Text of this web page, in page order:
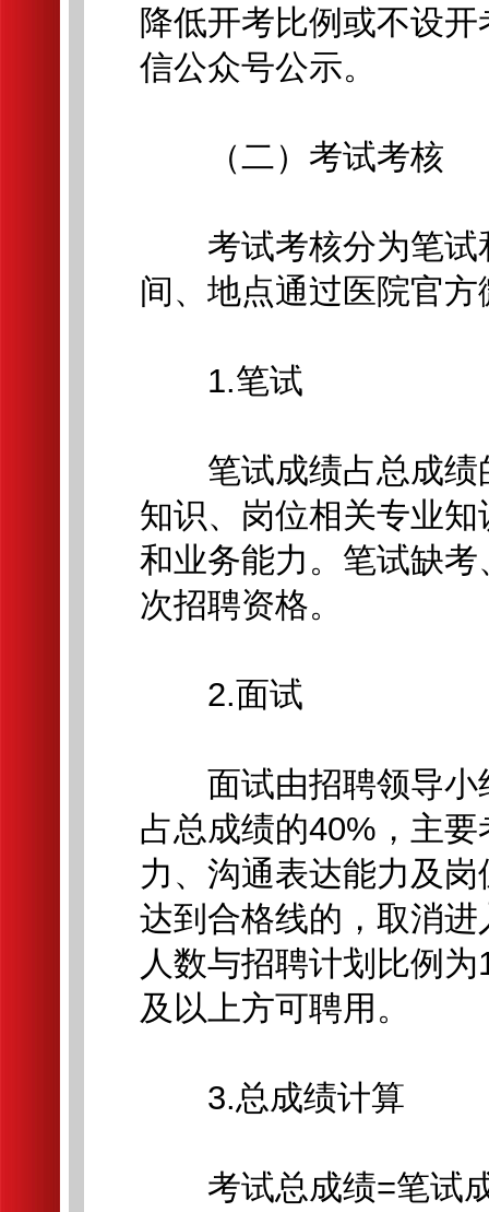
降低开考比例或不设
信公众号公示。
（二）考试考核
考试考核分为笔试
间、地点通过医院官
1.笔试
笔试成绩占总成绩
知识、岗位相关专业
和业务能力。笔试缺
次招聘资格。
2.面试
面试由招聘领导小
占总成绩的40%，主
力、沟通表达能力及
达到合格线的，取消
人数与招聘计划比例
及以上方可聘用。
3.总成绩计算
考试总成绩=笔试成